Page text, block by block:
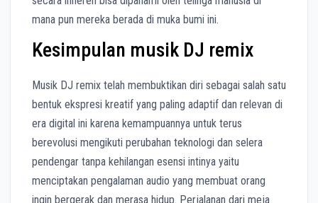
mana pun mereka berada di muka bumi ini.
Kesimpulan musik DJ remix
Musik DJ remix telah membuktikan diri sebagai salah satu
bentuk ekspresi kreatif yang paling adaptif dan relevan di
era digital ini karena kemampuannya untuk terus
berevolusi mengikuti perubahan teknologi dan selera
pendengar tanpa kehilangan esensi intinya yaitu
menciptakan pengalaman audio yang membuat orang
ingin bergerak dan merasa hidup. Perjalanan dari meja